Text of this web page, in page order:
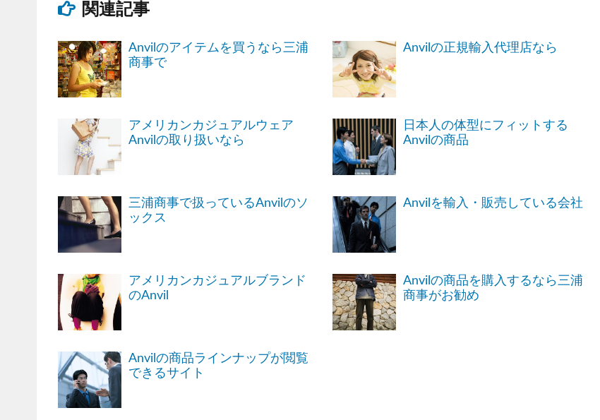
関連記事
Anvilのアイテムを買うなら三浦
商事で
Anvilの正規輸入代理店なら
アメリカンカジュアルウェア
Anvilの取り扱いなら
日本人の体型にフィットする
Anvilの商品
三浦商事で扱っているAnvilのソ
ックス
Anvilを輸入・販売している会社
アメリカンカジュアルブランド
のAnvil
Anvilの商品を購入するなら三浦
商事がお勧め
Anvilの商品ラインナップが閲覧
できるサイト